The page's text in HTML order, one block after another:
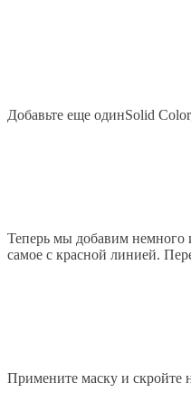
Добавьте еще ​​одинSolid
Теперь мы добавим немного
самое с красной линией.
Примените маску и скройте